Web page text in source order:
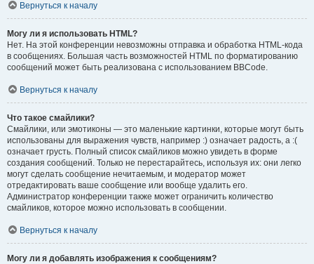
Вернуться к началу
Могу ли я использовать HTML?
Нет. На этой конференции невозможны отправка и обработка HTML-кода
в сообщениях. Большая часть возможностей HTML по форматированию
сообщений может быть реализована с использованием BBCode.
Вернуться к началу
Что такое смайлики?
Смайлики, или эмотиконы — это маленькие картинки, которые могут быть
использованы для выражения чувств, например :) означает радость, а :(
означает грусть. Полный список смайликов можно увидеть в форме
создания сообщений. Только не перестарайтесь, используя их: они легко
могут сделать сообщение нечитаемым, и модератор может
отредактировать ваше сообщение или вообще удалить его.
Администратор конференции также может ограничить количество
смайликов, которое можно использовать в сообщении.
Вернуться к началу
Могу ли я добавлять изображения к сообщениям?